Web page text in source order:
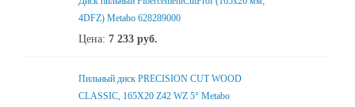
4DFZ) Metabo 628289000
Цена: 7 233 руб.
Пильный диск PRECISION CUT WOOD
CLASSIC, 165X20 Z42 WZ 5° Metabo